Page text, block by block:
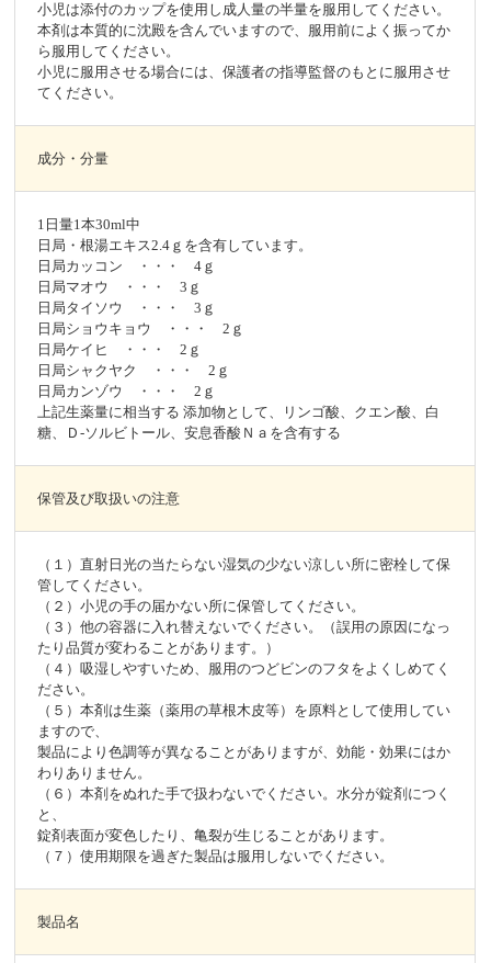
小児は添付のカップを使用し成人量の半量を服用してください。
本剤は本質的に沈殿を含んでいますので、服用前によく振ってか
ら服用してください。
小児に服用させる場合には、保護者の指導監督のもとに服用させ
てください。
成分・分量
1日量1本30ml中
日局・根湯エキス2.4ｇを含有しています。
日局カッコン ・・・ 4ｇ
日局マオウ ・・・ 3ｇ
日局タイソウ ・・・ 3ｇ
日局ショウキョウ ・・・ 2ｇ
日局ケイヒ ・・・ 2ｇ
日局シャクヤク ・・・ 2ｇ
日局カンゾウ ・・・ 2ｇ
上記生薬量に相当する 添加物として、リンゴ酸、クエン酸、白
糖、Ｄ-ソルビトール、安息香酸Ｎａを含有する
保管及び取扱いの注意
（１）直射日光の当たらない湿気の少ない涼しい所に密栓して保
管してください。
（２）小児の手の届かない所に保管してください。
（３）他の容器に入れ替えないでください。（誤用の原因になっ
たり品質が変わることがあります。）
（４）吸湿しやすいため、服用のつどビンのフタをよくしめてく
ださい。
（５）本剤は生薬（薬用の草根木皮等）を原料として使用してい
ますので、
製品により色調等が異なることがありますが、効能・効果にはか
わりありません。
（６）本剤をぬれた手で扱わないでください。水分が錠剤につく
と、
錠剤表面が変色したり、亀裂が生じることがあります。
（７）使用期限を過ぎた製品は服用しないでください。
製品名